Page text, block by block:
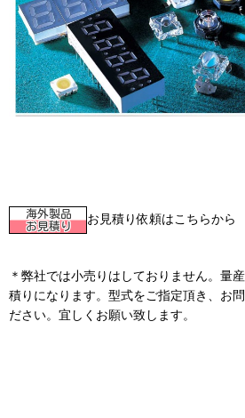
お見積り依頼はこちらから
＊弊社では小売りはしておりません。量
積りになります。型式をご指定頂き、お
ださい。宜しくお願い致します。